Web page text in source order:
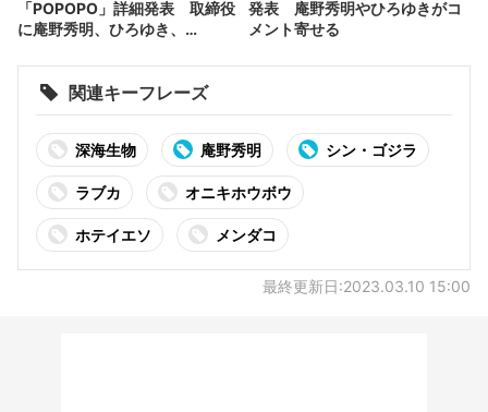
「POPOPO」詳細発表 取締役
に庵野秀明、ひろゆき、
発表 庵野秀明やひろゆきがコ
メント寄せる
関連キーフレーズ
深海生物 庵野秀明 シン・ゴジラ
ラブカ オニキホウボウ
ホテイエソ メンダコ
最終更新日:2023.03.10 15:00